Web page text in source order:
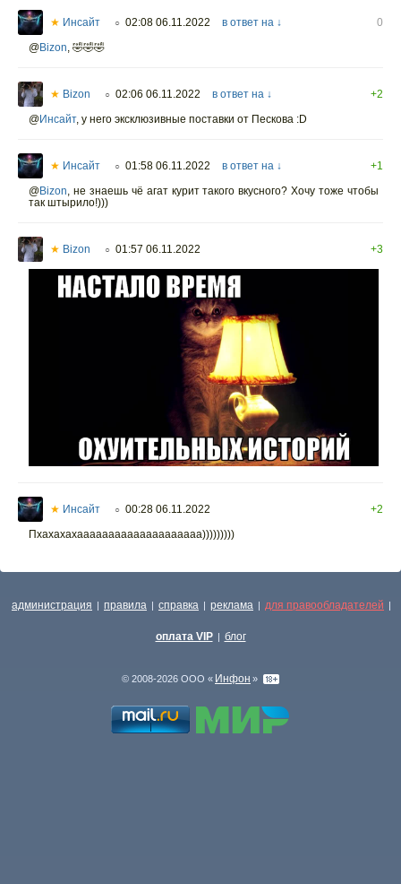
★ Инсайт ○ 02:08 06.11.2022 в ответ на ↓
0
@Bizon, 🤣🤣🤣
★ Bizon ○ 02:06 06.11.2022 в ответ на ↓
+2
@Инсайт, у него эксклюзивные поставки от Пескова :D
★ Инсайт ○ 01:58 06.11.2022 в ответ на ↓
+1
@Bizon, не знаешь чё агат курит такого вкусного? Хочу тоже чтобы
так штырило!)))
★ Bizon ○ 01:57 06.11.2022 +3
★ Инсайт ○ 00:28 06.11.2022
+2
Пхахахахаааааааааааааааааааа)))))))))
администрация | правила | справка | реклама | для правообладателей |
оплата VIP | блог
© 2008-2026 ООО « Инфон »